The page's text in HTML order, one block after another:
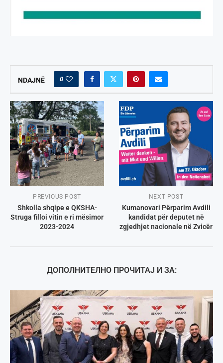
NDAJNË 0
PREVIOUS POST
Shkolla shqipe e QKSHA-
Struga filloi vitin e ri mësimor
2023-2024
NEXT POST
Kumanovari Përparim Avdili
kandidat për deputet në
zgjedhjet nacionale në Zvicër
ДОПОЛНИТЕЛНО ПРОЧИТАЈ И ЗА: